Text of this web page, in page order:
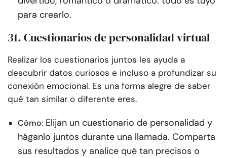
para crearlo.
31. Cuestionarios de personalidad virtual
Realizar los cuestionarios juntos les ayuda a
descubrir datos curiosos e incluso a profundizar su
conexión emocional. Es una forma alegre de saber
qué tan similar o diferente eres.
Cómo: Elijan un cuestionario de personalidad y
háganlo juntos durante una llamada. Comparta
sus resultados y analice qué tan precisos o